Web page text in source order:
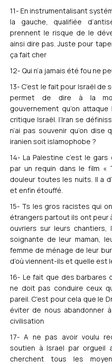
11- En instrumentalisant
la gauche, qualifiée
prennent le risque de le
ainsi dire pas. Juste pour
ça fait cher
12- Qui n’a jamais été fou ne
13- C’est le fait pour Israël de
permet de dire à la
gouvernement qu’on
critique Israël. l’Iran se
n’ai pas souvenir qu’on
iranien soit islamophobe ?
14- La Palestine c’est le
par un requin dans le film «
douleur toutes les nuits. Il a
et enfin étouffé.
15- Ts les gros racistes qui
étrangers partout ils ont peur
ouvriers sur leurs chantiers,
soignante de leur maman,
femme de ménage de leur
d’où viennent-ils et quelle est
16- Le fait que des barbares
ne doit pas conduire ceux
pareil. C’est pour cela que le
éviter de nous abandonner
civilisation
17- A ne pas avoir voulu
soutien à Israel par orgueil
cherchent tous les